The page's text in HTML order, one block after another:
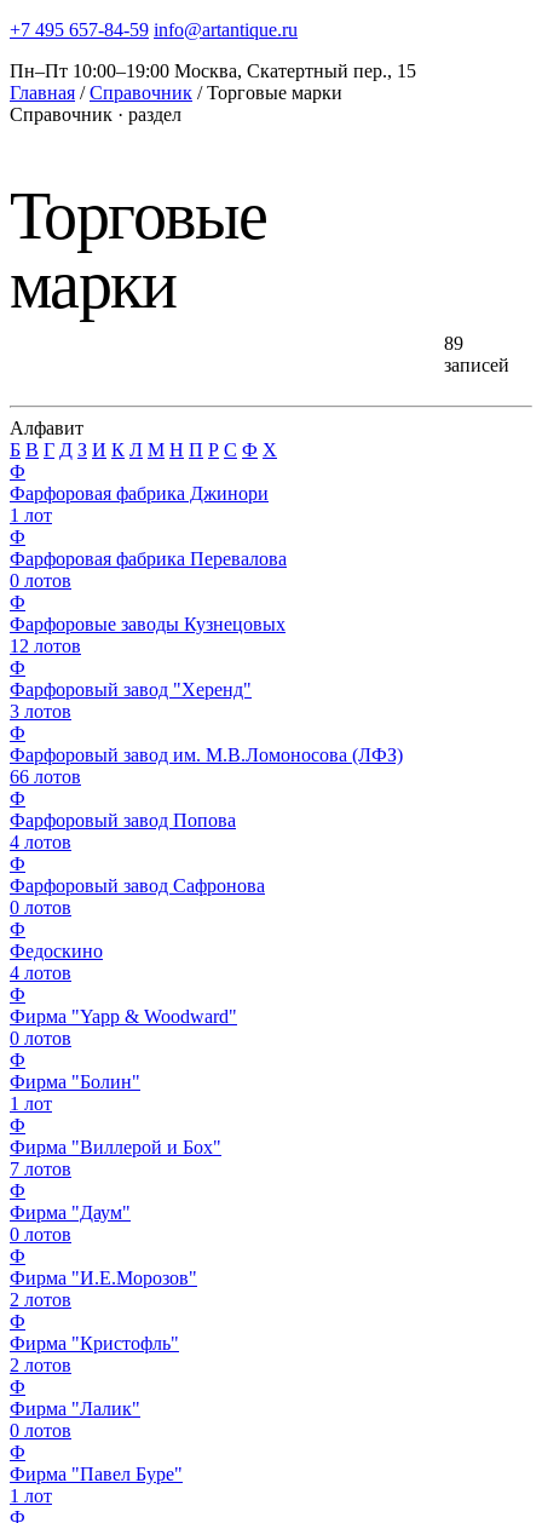
+7 495 657-84-59 info@artantique.ru
Пн–Пт 10:00–19:00 Москва, Скатертный пер., 15
Главная / Справочник / Торговые марки
Справочник · раздел
Торговые
марки
89
записей
Алфавит
Б В Г Д З И К Л М Н П Р С Ф Х
Ф
Фарфоровая фабрика Джинори
1 лот
Ф
Фарфоровая фабрика Перевалова
0 лотов
Ф
Фарфоровые заводы Кузнецовых
12 лотов
Ф
Фарфоровый завод "Херенд"
3 лотов
Ф
Фарфоровый завод им. М.В.Ломоносова (ЛФЗ)
66 лотов
Ф
Фарфоровый завод Попова
4 лотов
Ф
Фарфоровый завод Сафронова
0 лотов
Ф
Федоскино
4 лотов
Ф
Фирма "Yapp & Woodward"
0 лотов
Ф
Фирма "Болин"
1 лот
Ф
Фирма "Виллерой и Бох"
7 лотов
Ф
Фирма "Даум"
0 лотов
Ф
Фирма "И.Е.Морозов"
2 лотов
Ф
Фирма "Кристофль"
2 лотов
Ф
Фирма "Лалик"
0 лотов
Ф
Фирма "Павел Буре"
1 лот
Ф